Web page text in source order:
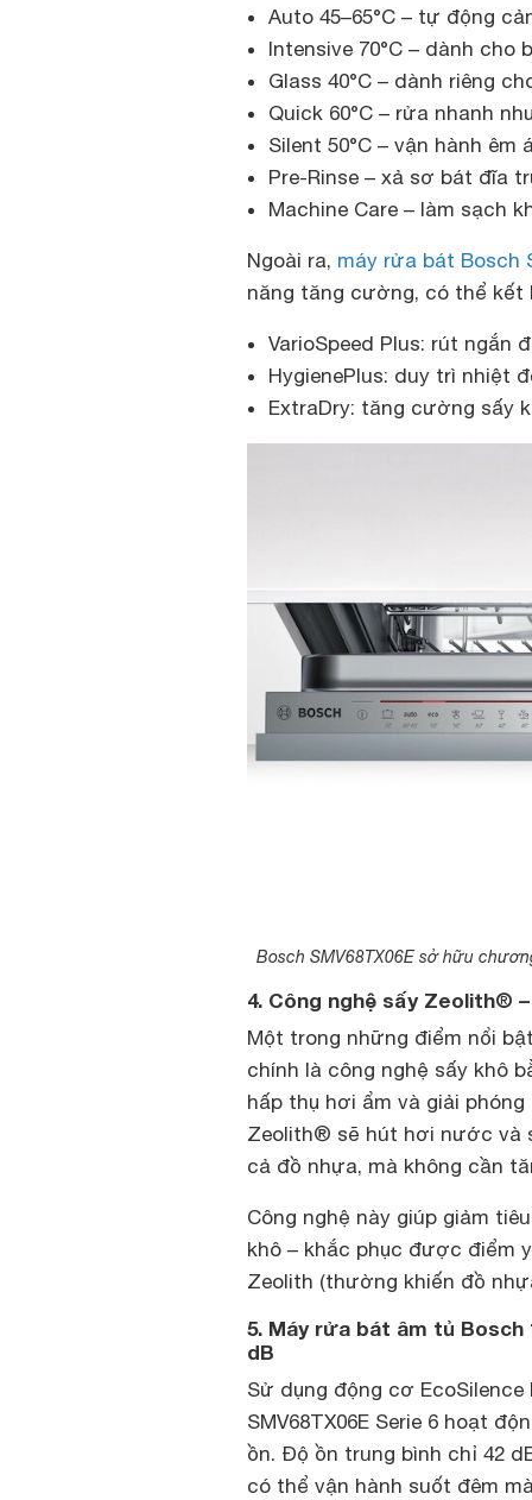
Auto 45–65°C – tự động
Intensive 70°C – dành
Glass 40°C – dành riêng
Quick 60°C – rửa nhanh
Silent 50°C – vận hành êm
Pre-Rinse – xả sơ bát đĩa
Machine Care – làm sạch
Ngoài ra, máy rửa bát Bosch
năng tăng cường, có thể
VarioSpeed Plus: rút ngắn
HygienePlus: duy trì nhiệt
ExtraDry: tăng cường sấy
Bosch SMV68TX06E sở hữu
4. Công nghệ sấy Zeolith®
Một trong những điểm nổi
chính là công nghệ sấy khô
hấp thụ hơi ẩm và giải
Zeolith® sẽ hút hơi nước và
cả đồ nhựa, mà không cần
Công nghệ này giúp giảm
khô – khắc phục được điểm
Zeolith (thường khiến đồ
5. Máy rửa bát âm tủ Bosch
dB
Sử dụng động cơ
SMV68TX06E Serie 6 hoạt
ồn. Độ ồn trung bình chỉ 42
có thể vận hành suốt đêm